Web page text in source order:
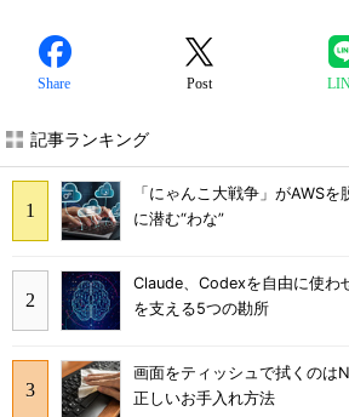
Share Post
記事ランキング
「にゃんこ大戦争」がAWS
に潜む“わな”
Claude、Codexを自由に使
を支える5つの勘所
画面をティッシュで拭くの
正しいお手入れ方法